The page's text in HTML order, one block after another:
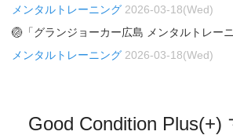
メンタルトレーニング 2026-03-18(Wed)
🏐「グランジョーカー広島 メンタルトレー
メンタルトレーニング 2026-03-18(Wed)
Good Condition Plus(+)